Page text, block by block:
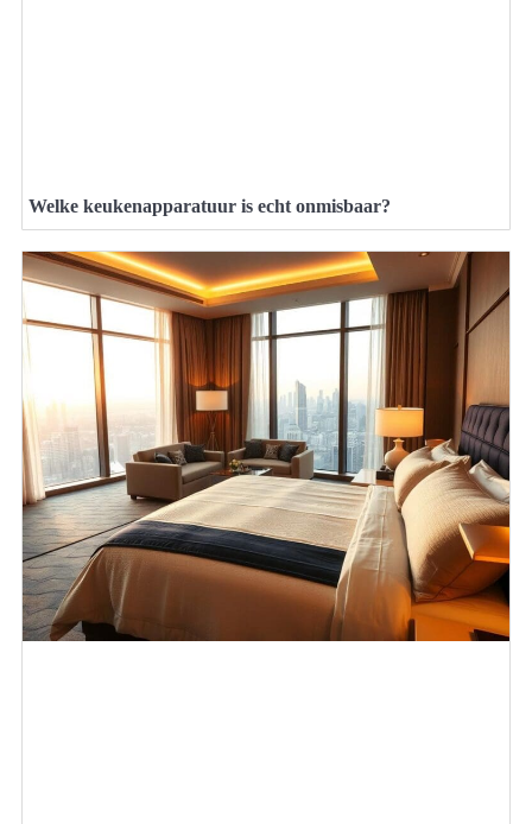
Welke keukenapparatuur is echt onmisbaar?